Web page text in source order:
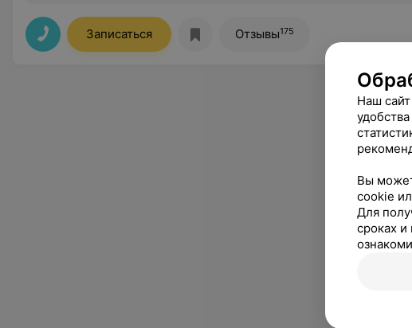
Записаться Отзывы175
Наш
Вы
cookie
Для
сроках